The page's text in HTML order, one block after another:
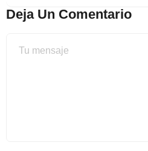
Deja Un Comentario